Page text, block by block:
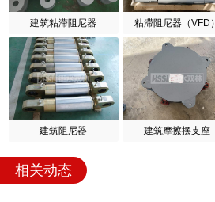
建筑粘滞阻尼器 粘滞阻尼器（VFD）
建筑阻尼器 建筑摩擦摆支座
相关动态